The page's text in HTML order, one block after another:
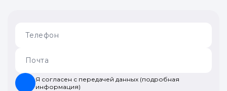
Я согласен с передачей данных (подробная
информация)